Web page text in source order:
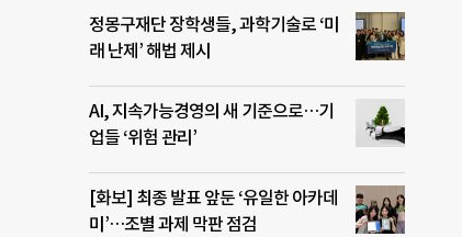
정몽구재단 장학생들, 과학기술로 ‘미
래 난제’ 해법 제시
AI, 지속가능경영의 새 기준으로…기
업들 ‘위험 관리’
[화보] 최종 발표 앞둔 ‘유일한 아카데
미’…조별 과제 막판 점검